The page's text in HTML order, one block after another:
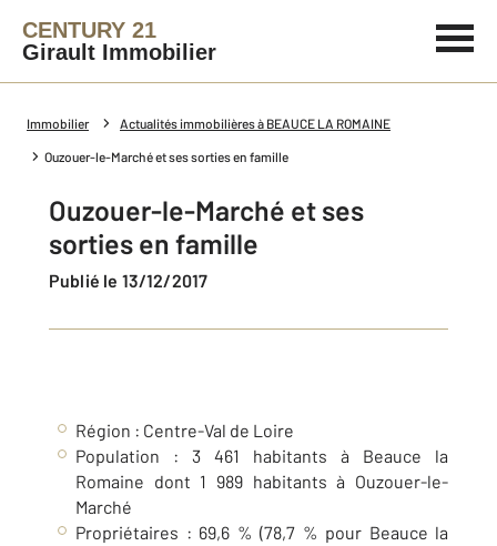
CENTURY 21
Girault Immobilier
Immobilier Actualités immobilières à BEAUCE LA ROMAINE
Ouzouer-le-Marché et ses sorties en famille
Ouzouer-le-Marché et ses
sorties en famille
Publié le 13/12/2017
Région : Centre-Val de Loire
Population : 3 461 habitants à Beauce la
Romaine dont 1 989 habitants à Ouzouer-le-
Marché
Propriétaires : 69,6 % (78,7 % pour Beauce la